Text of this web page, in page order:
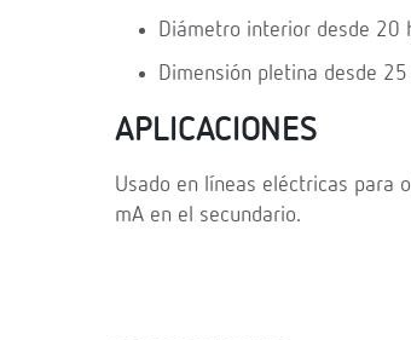
Diámetro interior desde 20
Dimensión pletina desde
APLICACIONES
Usado en líneas eléctricas para
mA en el secundario.